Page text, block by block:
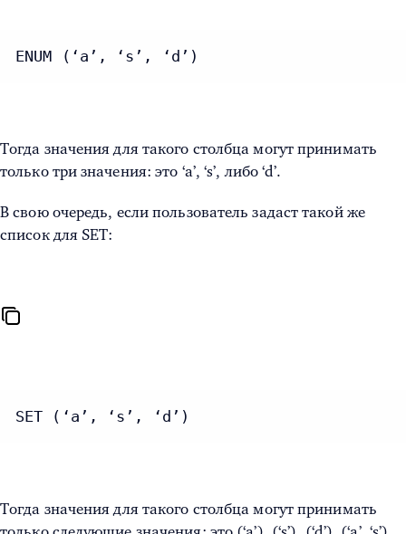
ENUM (‘a’, ‘s’, ‘d’)
Тогда значения для такого столбца могут принимать
только три значения: это ‘a’, ‘s’, либо ‘d’.
В свою очередь, если пользователь задаст такой же
список для SET:
SET (‘a’, ‘s’, ‘d’)
Тогда значения для такого столбца могут принимать